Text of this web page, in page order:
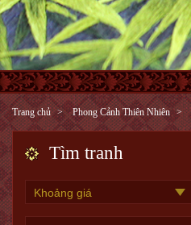
Trang chủ Phong Cảnh Thiên Nhiên
Tìm tranh